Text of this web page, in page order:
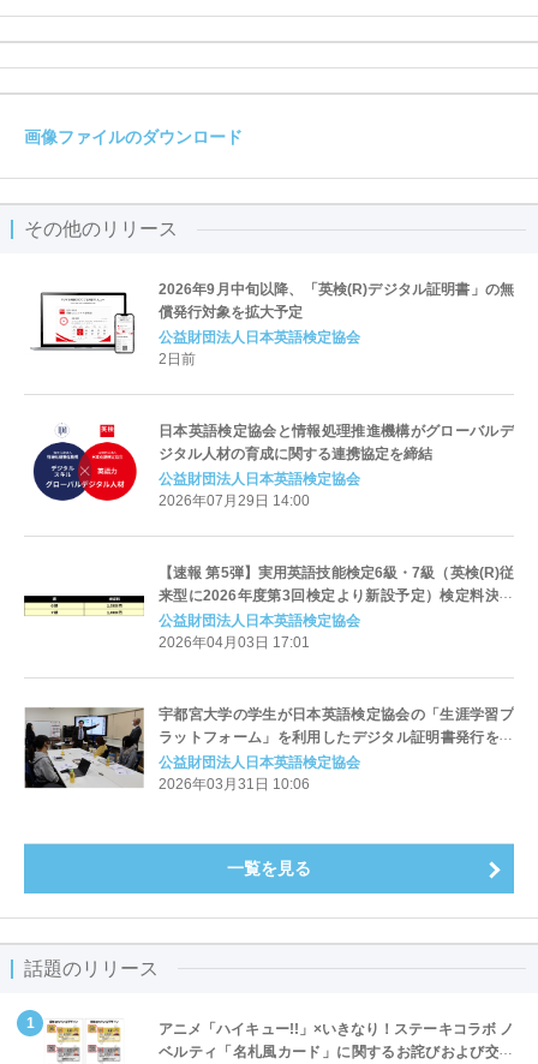
画像ファイルのダウンロード
その他のリリース
2026年9月中旬以降、「英検(R)デジタル証明書」の無
償発行対象を拡大予定
公益財団法人日本英語検定協会
2日前
日本英語検定協会と情報処理推進機構がグローバルデ
ジタル人材の育成に関する連携協定を締結
公益財団法人日本英語検定協会
2026年07月29日 14:00
【速報 第5弾】実用英語技能検定6級・7級（英検(R)従
来型に2026年度第3回検定より新設予定）検定料決定
のお知らせ
公益財団法人日本英語検定協会
2026年04月03日 17:01
宇都宮大学の学生が日本英語検定協会の「生涯学習プ
ラットフォーム」を利用したデジタル証明書発行を体
験
公益財団法人日本英語検定協会
2026年03月31日 10:06
一覧を見る
話題のリリース
アニメ「ハイキュー!!」×いきなり！ステーキコラボ ノ
ベルティ「名札風カード」に関するお詫びおよび交換